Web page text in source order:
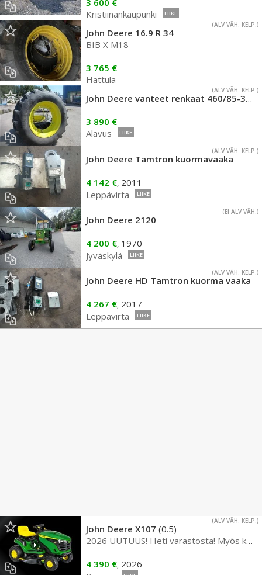
3 600 €
Kristiinankaupunki
LIIKE
(ALV VÄH. KELP.)
John Deere 16.9 R 34
BIB X M18
3 765 €
Hattula
(ALV VÄH. KELP.)
John Deere vanteet renkaat 460/85-38 Renkaat Cultor 460/85 R
3 890 €
Alavus
LIIKE
(ALV VÄH. KELP.)
John Deere Tamtron kuormavaaka
4 142 €, 2011
Leppävirta
LIIKE
(EI ALV VÄH.)
John Deere 2120
4 200 €, 1970
Jyväskylä
LIIKE
(ALV VÄH. KELP.)
John Deere HD Tamtron kuorma vaaka
4 267 €, 2017
Leppävirta
LIIKE
(ALV VÄH. KELP.)
John Deere X107 (0.5)
2026 UUTUUS! Heti varastosta! Myös kotiintoimitus!
4 390 €, 2026